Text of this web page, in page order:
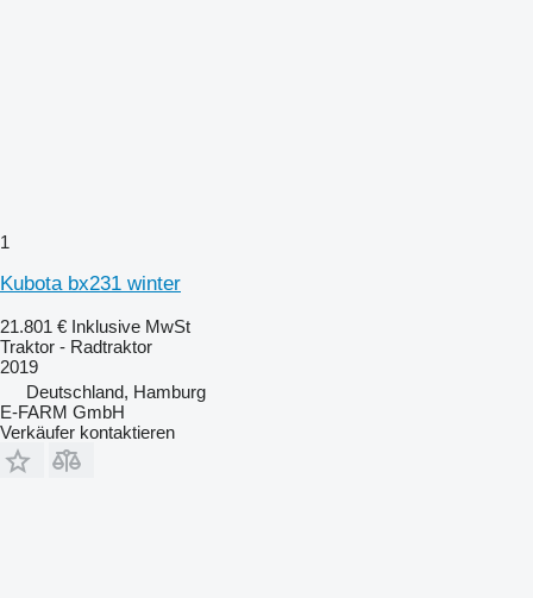
1
Kubota bx231 winter
21.801 € Inklusive MwSt
Traktor - Radtraktor
2019
Deutschland, Hamburg
E-FARM GmbH
Verkäufer kontaktieren